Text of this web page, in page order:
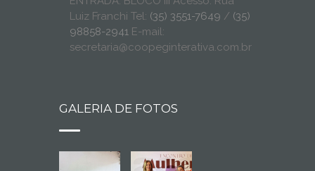
Luiz Franchi Tel: (35) 3551-7649 / (35)
98858-2941 E-mail:
secretaria@coopeginterativa.com.br
GALERIA DE FOTOS